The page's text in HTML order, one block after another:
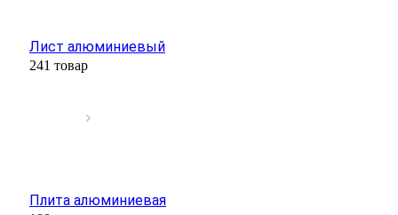
Лист алюминиевый
241 товар
Плита алюминиевая